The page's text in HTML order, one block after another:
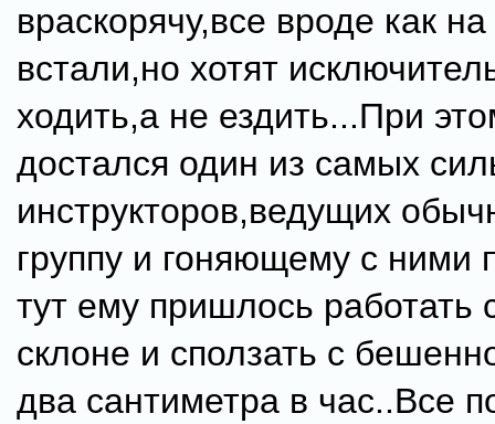
враскорячу,все вроде как
встали,но хотят
ходить,а не ездить...При
достался один из самых
инструкторов,ведущих
группу и гоняющему с ними
тут ему пришлось работать
склоне и сползать с
два сантиметра в час..Все